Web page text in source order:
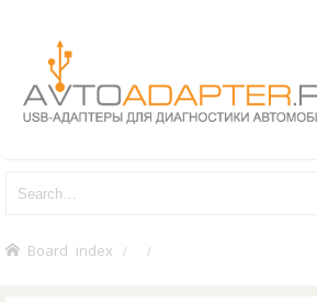
Board index